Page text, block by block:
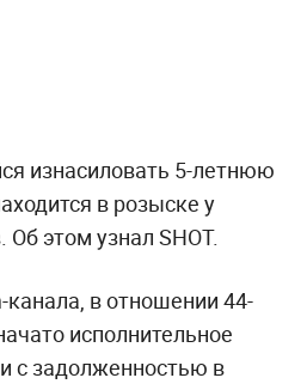
изнасиловать 5-летнюю
в розыске у
этом узнал SHOT.
в отношении 44-
исполнительное
с задолженностью в